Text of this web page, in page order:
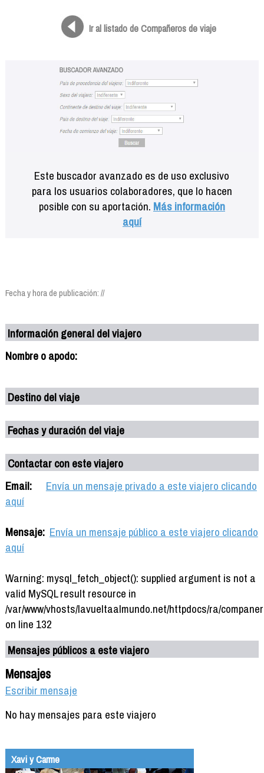
Ir al listado de Compañeros de viaje
Este buscador avanzado es de uso exclusivo
para los usuarios colaboradores, que lo hacen
posible con su aportación. Más información
aquí
Fecha y hora de publicación: //
Información general del viajero
Nombre o apodo:
Destino del viaje
Fechas y duración del viaje
Contactar con este viajero
Email:
Envía un mensaje privado a este viajero clicando
aquí
Mensaje: Envía un mensaje público a este viajero clicando
aquí
Warning: mysql_fetch_object(): supplied argument is not a
valid MySQL result resource in
/var/www/vhosts/lavueltaalmundo.net/httpdocs/ra/
on line 132
Mensajes públicos a este viajero
Mensajes
Escribir mensaje
No hay mensajes para este viajero
Xavi y Carme